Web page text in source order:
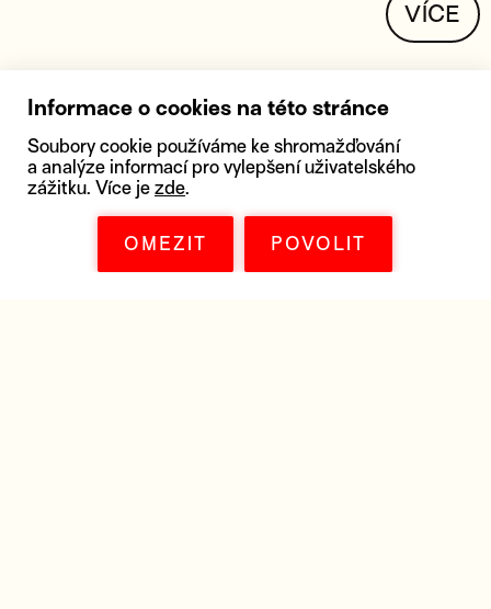
VÍCE
Informace o cookies na této stránce
Soubory cookie používáme ke shromažďování
a analýze informací pro vylepšení uživatelského
zážitku. Více je zde.
OMEZIT POVOLIT